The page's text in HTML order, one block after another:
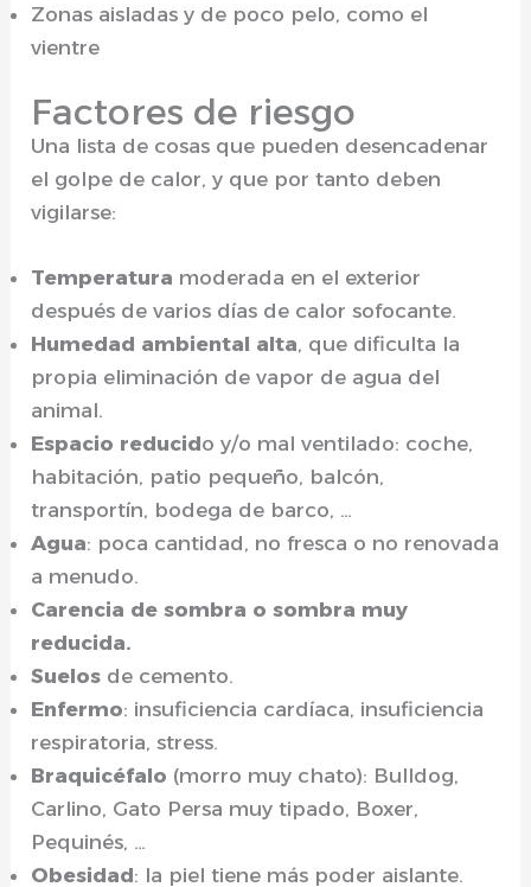
Zonas aisladas y de poco pelo, como el
vientre
Factores de riesgo
Una lista de cosas que pueden desencadenar
el golpe de calor, y que por tanto deben
vigilarse:
Temperatura moderada en el exterior
después de varios días de calor sofocante.
Humedad ambiental alta, que dificulta la
propia eliminación de vapor de agua del
animal.
Espacio reducido y/o mal ventilado: coche,
habitación, patio pequeño, balcón,
transportín, bodega de barco, …
Agua: poca cantidad, no fresca o no renovada
a menudo.
Carencia de sombra o sombra muy
reducida.
Suelos de cemento.
Enfermo: insuficiencia cardíaca, insuficiencia
respiratoria, stress.
Braquicéfalo (morro muy chato): Bulldog,
Carlino, Gato Persa muy tipado, Boxer,
Pequinés, …
Obesidad: la piel tiene más poder aislante.